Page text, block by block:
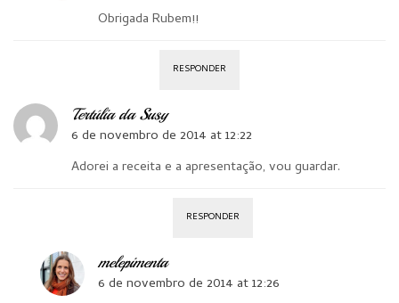
Obrigada Rubem!!
RESPONDER
Tertúlia da Susy
6 de novembro de 2014 at 12:22
Adorei a receita e a apresentação, vou guardar.
RESPONDER
melepimenta
6 de novembro de 2014 at 12:26